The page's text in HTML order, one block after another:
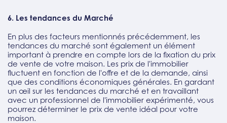
6. Les tendances du Marché
En plus des facteurs mentionnés précédemment, les
tendances du marché sont également un élément
important à prendre en compte lors de la fixation du prix
de vente de votre maison. Les prix de l'immobilier
fluctuent en fonction de l'offre et de la demande, ainsi
que des conditions économiques générales. En gardant
un œil sur les tendances du marché et en travaillant
avec un professionnel de l'immobilier expérimenté, vous
pourrez déterminer le prix de vente idéal pour votre
maison.